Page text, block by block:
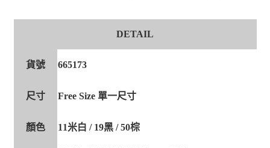
DETAIL
貨號 665173
尺寸 Free Size 單一尺寸
顏色 11米白 / 19黑 / 50棕